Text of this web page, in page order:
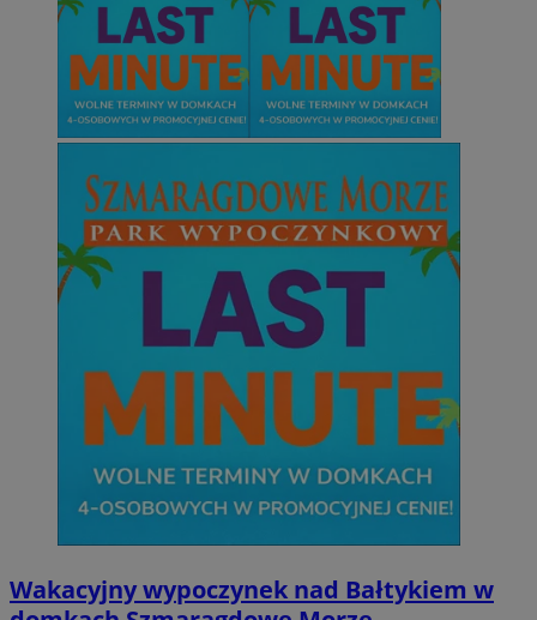
Wakacyjny wypoczynek nad Bałtykiem w